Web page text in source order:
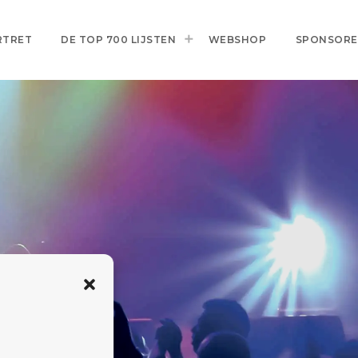
DE TOP 700 LIJSTEN WEBSHOP